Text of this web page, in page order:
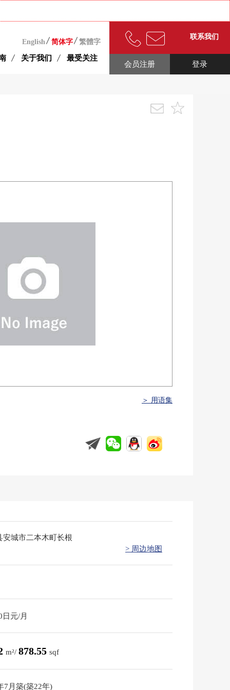
English 简体字 繁體字
关于我们 最受关注
联系我们
登录
会员注册
＞ 用语集
安城市二本木町长根
> 周边地图
日元/月
m²/ 878.55 sqf
7月築(築22年)